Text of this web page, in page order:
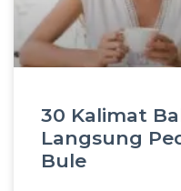
30 Kalimat
Langsung
Bule